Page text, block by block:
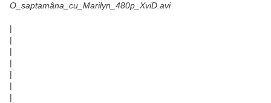
O_saptamâna_cu_Marilyn_480p_XviD.avi
|
|
|
|
|
|
|